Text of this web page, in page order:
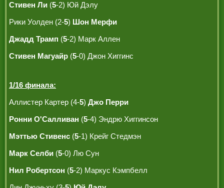
Стивен Ли (5-2) Юй Дэлу
Рики Уолден (2-5) Шон Мерфи
Джадд Трамп (5-2) Марк Аллен
Стивен Магуайр (5-0) Джон Хиггинс
1/16 финала:
Аллистер Картер (4-5) Джо Перри
Ронни О'Салливан (5-4) Эндрю Хиггинсон
Мэттью Стивенс (5-1) Крейг Стедмэн
Марк Селби (5-0) Лю Сун
Нил Робертсон (5-2) Маркус Кэмпбелл